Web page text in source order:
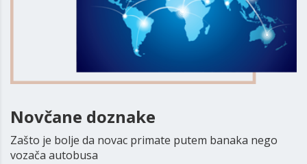
Novčane doznake
Zašto je bolje da novac primate putem banaka nego
vozača autobusa